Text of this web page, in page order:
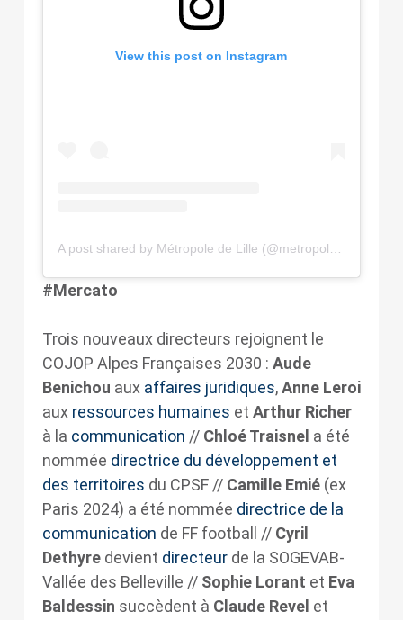
View this post on Instagram
A post shared by Métropole de Lille (@metropoledelille)
#Mercato
Trois nouveaux directeurs rejoignent le
COJOP Alpes Françaises 2030 : Aude
Benichou aux affaires juridiques,Anne Leroi
aux ressources humaines et Arthur Richer
à la communication // Chloé Traisnel a été
nommée directrice du développement et
des territoires du CPSF // Camille Emié (ex
Paris 2024) a été nommée directrice de la
communication de FF football // Cyril
Dethyre devient directeurde la SOGEVAB-
Vallée des Belleville // Sophie Lorant et Eva
Baldessin succèdent à Claude Revel et